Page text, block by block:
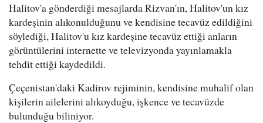
Halitov'a gönderdiği mesajlarda Rizvan'ın, Halitov'un kız
kardeşinin alıkonulduğunu ve kendisine tecavüz edildiğini
söylediği, Halitov'u kız kardeşine tecavüz ettiği anların
görüntülerini internette ve televizyonda yayınlamakla
tehdit ettiği kaydedildi.
Çeçenistan'daki Kadirov rejiminin, kendisine muhalif olan
kişilerin ailelerini alıkoyduğu, işkence ve tecavüzde
bulunduğu biliniyor.